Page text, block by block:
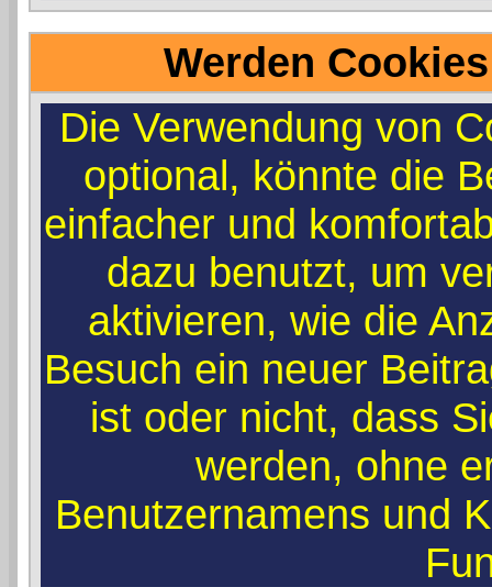
Werden
Die Verwendung von
optional, könnte die
einfacher und
dazu benutzt, um
aktivieren, wie die
Besuch ein neuer
ist oder nicht, dass
werden, ohne
Benutzernamens und